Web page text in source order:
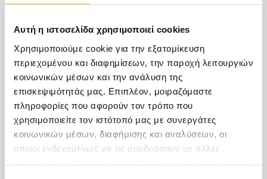
Αυτή η ιστοσελίδα χρησιμοποιεί cookies
Χρησιμοποιούμε cookie για την εξατομίκευση
περιεχομένου και διαφημίσεων, την παροχή λειτουργιών
κοινωνικών μέσων και την ανάλυση της
επισκεψιμότητάς μας. Επιπλέον, μοιραζόμαστε
πληροφορίες που αφορούν τον τρόπο που
χρησιμοποιείτε τον ιστότοπό μας με συνεργάτες
κοινωνικών μέσων, διαφήμισης και αναλύσεων, οι
οποίοι ενδεχομένως να τις συνδυάσουν με άλλες
πληροφορίες που τους έχετε παραχωρήσει ή τις οποίες
06
Νοεμβρίου
06 - 07 ΝΟΕ
ΓΕΝΙΚΗ ΚΛΙΝΙΚΗ
ΙΑΣΩ Γενική Κλινική: Επιστημονική
Διημερίδα «Γυναικολογικές νεοπλασίες και
νεοπλασίες ουροποιητικού και μαστού:
Θεραπευτικά διλήμματα και νεότερα